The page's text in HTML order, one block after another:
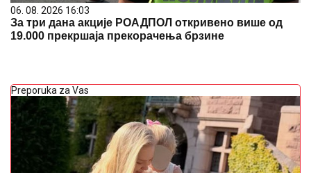
06. 08. 2026 16:03
За три дана акције РОАДПОЛ откривено више од
19.000 прекршаја прекорачења брзине
Preporuka za Vas